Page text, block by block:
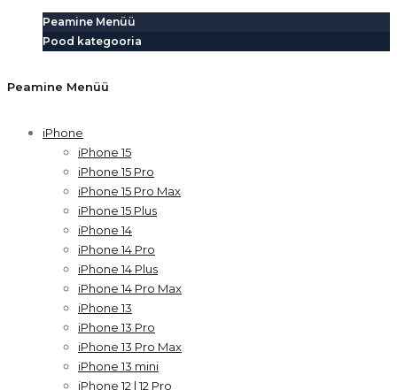
Peamine Menüü
Pood kategooria
Peamine Menüü
iPhone
iPhone 15
iPhone 15 Pro
iPhone 15 Pro Max
iPhone 15 Plus
iPhone 14
iPhone 14 Pro
iPhone 14 Plus
iPhone 14 Pro Max
iPhone 13
iPhone 13 Pro
iPhone 13 Pro Max
iPhone 13 mini
iPhone 12 | 12 Pro